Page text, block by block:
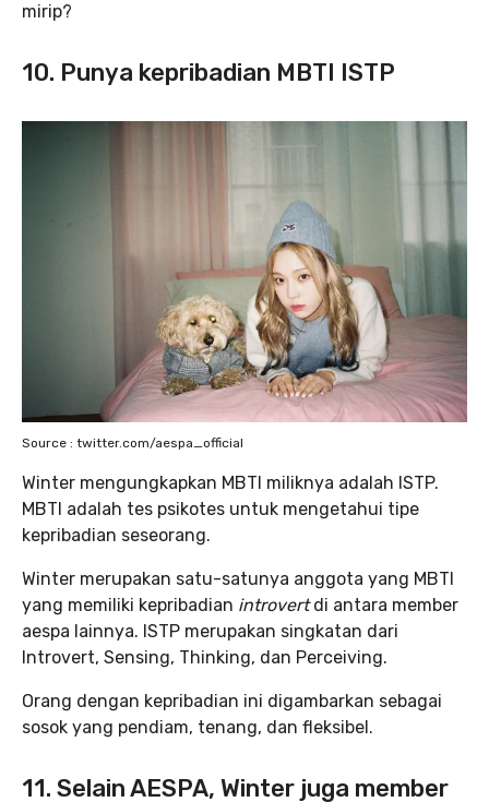
mirip?
10. Punya kepribadian MBTI ISTP
Source : twitter.com/aespa_official
Winter mengungkapkan MBTI miliknya adalah ISTP.
MBTI adalah tes psikotes untuk mengetahui tipe
kepribadian seseorang.
Winter merupakan satu-satunya anggota yang MBTI
yang memiliki kepribadian introvertdi antara member
aespa lainnya. ISTP merupakan singkatan dari
Introvert, Sensing, Thinking, dan Perceiving.
Orang dengan kepribadian ini digambarkan sebagai
sosok yang pendiam, tenang, dan fleksibel.
11. Selain AESPA, Winter juga member